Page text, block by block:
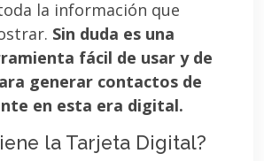
la información que
Sin duda es una
fácil de usar y de
generar contactos de
en esta era digital.
la Tarjeta Digital?